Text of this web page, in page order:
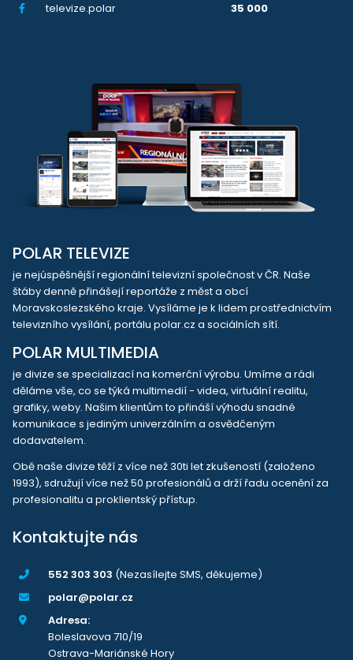
televize.polar
35 000
POLAR TELEVIZE
je nejúspěšnější regionální televizní společnost v ČR. Naše
štáby denně přinášejí reportáže z měst a obcí
Moravskoslezského kraje. Vysíláme je k lidem prostřednictvím
televizního vysílání, portálu polar.cz a sociálních sítí.
POLAR MULTIMEDIA
je divize se specializací na komerční výrobu. Umíme a rádi
děláme vše, co se týká multimedií - videa, virtuální realitu,
grafiky, weby. Našim klientům to přináší výhodu snadné
komunikace s jediným univerzálním a osvědčeným
dodavatelem.
Obě naše divize těží z více než 30ti let zkušeností (založeno
1993), sdružují více než 50 profesionálů a drží řadu ocenění za
profesionalitu a proklientský přístup.
Kontaktujte nás
552 303 303 (Nezasílejte SMS, děkujeme)
polar@polar.cz
Adresa:
Boleslavova 710/19
Ostrava-Mariánské Hory